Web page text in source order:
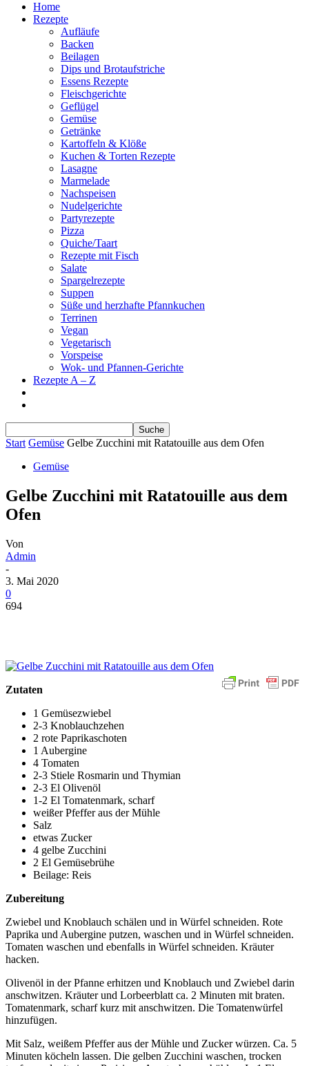
Home
Rezepte
Aufläufe
Backen
Beilagen
Dips und Brotaufstriche
Essens Rezepte
Fleischgerichte
Geflügel
Gemüse
Getränke
Kartoffeln & Klöße
Kuchen & Torten Rezepte
Lasagne
Marmelade
Nachspeisen
Nudelgerichte
Partyrezepte
Pizza
Quiche/Taart
Rezepte mit Fisch
Salate
Spargelrezepte
Suppen
Süße und herzhafte Pfannkuchen
Terrinen
Vegan
Vegetarisch
Vorspeise
Wok- und Pfannen-Gerichte
Rezepte A – Z
Start Gemüse Gelbe Zucchini mit Ratatouille aus dem Ofen
Gemüse
Gelbe Zucchini mit Ratatouille aus dem
Ofen
Von
Admin
-
3. Mai 2020
0
694
Zutaten
1 Gemüsezwiebel
2-3 Knoblauchzehen
2 rote Paprikaschoten
1 Aubergine
4 Tomaten
2-3 Stiele Rosmarin und Thymian
2-3 El Olivenöl
1-2 El Tomatenmark, scharf
weißer Pfeffer aus der Mühle
Salz
etwas Zucker
4 gelbe Zucchini
2 El Gemüsebrühe
Beilage: Reis
Zubereitung
Zwiebel und Knoblauch schälen und in Würfel schneiden. Rote
Paprika und Aubergine putzen, waschen und in Würfel schneiden.
Tomaten waschen und ebenfalls in Würfel schneiden. Kräuter
hacken.
Olivenöl in der Pfanne erhitzen und Knoblauch und Zwiebel darin
anschwitzen. Kräuter und Lorbeerblatt ca. 2 Minuten mit braten.
Tomatenmark, scharf kurz mit anschwitzen. Die Tomatenwürfel
hinzufügen.
Mit Salz, weißem Pfeffer aus der Mühle und Zucker würzen. Ca. 5
Minuten köcheln lassen. Die gelben Zucchini waschen, trocken